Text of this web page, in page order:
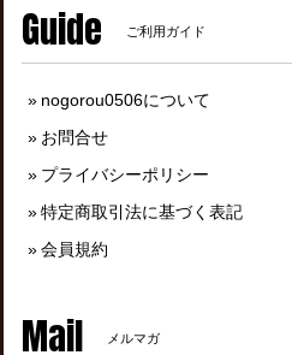
Guide ご利用ガイド
nogorou0506について
お問合せ
プライバシーポリシー
特定商取引法に基づく表記
会員規約
Mail メルマガ